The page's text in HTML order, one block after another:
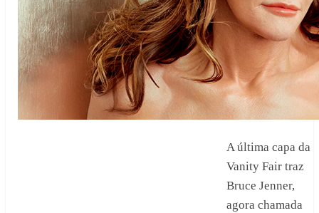
A última capa da
Vanity Fair traz
Bruce Jenner,
agora chamada